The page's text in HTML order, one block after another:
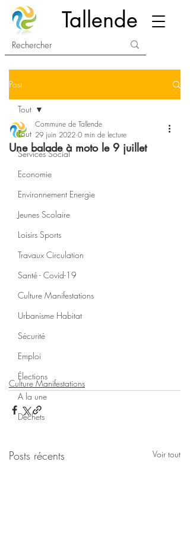
Tallende
Post
Tout
Services Social
Economie
Environnement Energie
Jeunes Scolaire
Loisirs Sports
Travaux Circulation
Santé - Covid-19
Culture Manifestations
Urbanisme Habitat
Sécurité
Emploi
Élections
A la une
Déchets
Tout
Une balade à moto le 9 juillet
Commune de Tallende
29 juin 2022 0 min de lecture
Culture Manifestations
Posts récents Voir tout